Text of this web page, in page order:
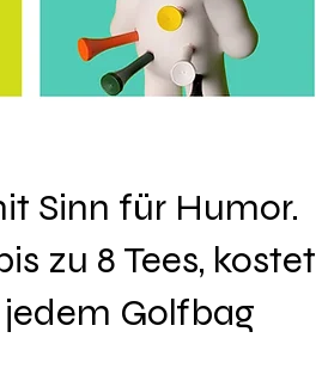
Sinn für Humor.
zu 8 Tees, kostet
Golfbag